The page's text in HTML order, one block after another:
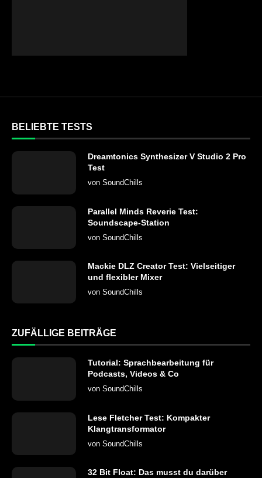
BELIEBTE TESTS
Dreamtonics Synthesizer V Studio 2 Pro
Test
von SoundChills
Parallel Minds Reverie Test:
Soundscape-Station
von SoundChills
Mackie DLZ Creator Test: Vielseitiger
und flexibler Mixer
von SoundChills
ZUFÄLLIGE BEITRÄGE
Tutorial: Sprachbearbeitung für
Podcasts, Videos & Co
von SoundChills
Lese Fletcher Test: Kompakter
Klangtransformator
von SoundChills
32 Bit Float: Das musst du darüber